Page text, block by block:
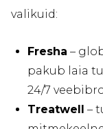
valikuid:
Fresha –
pakub laia
24/7
Treatwell
–